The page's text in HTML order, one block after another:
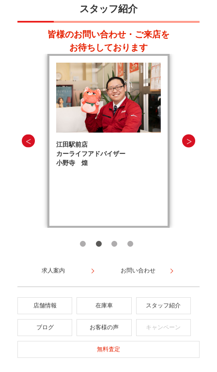
スタッフ紹介
皆様のお問い合わせ・ご来店を
お待ちしております
江田駅前店
カーライフアドバイザー
小野寺 煌
求人案内 お問い合わせ
店舗情報 在庫車 スタッフ紹介
ブログ お客様の声 キャンペーン
無料査定